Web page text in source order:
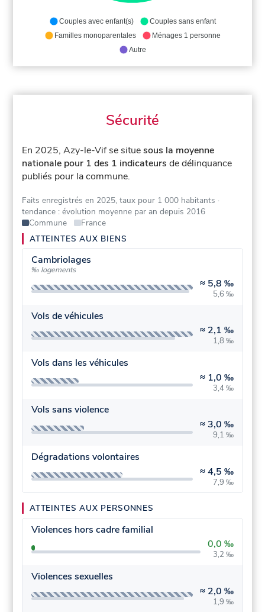
Couples avec enfant(s)
Couples sans enfant
Familles monoparentales
Ménages 1 personne
Autre
Sécurité
En 2025, Azy-le-Vif se situesous la moyenne
nationale pour 1 des 1 indicateurs de délinquance
publiés pour la commune.
Faits enregistrés en 2025, taux pour 1 000 habitants ·
tendance : évolution moyenne par an depuis 2016
Commune
France
ATTEINTES AUX BIENS
Cambriolages
‰ logements
≈ 5,8 ‰
5,6 ‰
Vols de véhicules
≈ 2,1 ‰
1,8 ‰
Vols dans les véhicules
≈ 1,0 ‰
3,4 ‰
Vols sans violence
≈ 3,0 ‰
9,1 ‰
Dégradations volontaires
≈4,5 ‰
7,9 ‰
ATTEINTES AUX PERSONNES
Violences hors cadre familial
0,0 ‰
3,2 ‰
Violences sexuelles
≈ 2,0 ‰
1,9 ‰